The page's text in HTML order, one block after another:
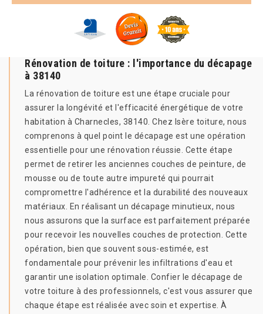
Rénovation de toiture : l'importance du décapage
à 38140
La rénovation de toiture est une étape cruciale pour
assurer la longévité et l'efficacité énergétique de votre
habitation à Charnecles, 38140. Chez Isère toiture, nous
comprenons à quel point le décapage est une opération
essentielle pour une rénovation réussie. Cette étape
permet de retirer les anciennes couches de peinture, de
mousse ou de toute autre impureté qui pourrait
compromettre l'adhérence et la durabilité des nouveaux
matériaux. En réalisant un décapage minutieux, nous
nous assurons que la surface est parfaitement préparée
pour recevoir les nouvelles couches de protection. Cette
opération, bien que souvent sous-estimée, est
fondamentale pour prévenir les infiltrations d'eau et
garantir une isolation optimale. Confier le décapage de
votre toiture à des professionnels, c'est vous assurer que
chaque étape est réalisée avec soin et expertise. À